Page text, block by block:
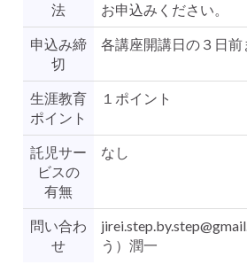
法
お申込みください。
申込み締
切
各講座開講日の３日前
生涯教育
ポイント
１ポイント
託児サー
ビスの
有無
なし
問い合わ
せ
う）潤一